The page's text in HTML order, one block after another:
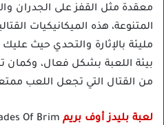
معقدة مثل القفز على الجدران
المتنوعة، هذه الميكانيكيات
مليئة بالإثارة والتحدي حيث
بيئة اللعبة بشكل فعال، وكمان
من القتال التي تجعل اللعب
لعبة بليدز أوف بريم